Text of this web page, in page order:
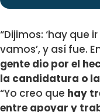
“Dijimos: ‘hay que
vamos’, y así fue.
gente dio por el
la candidatura o
“Yo creo que hay
entre apoyar y